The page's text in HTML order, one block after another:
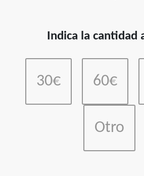
Indica la cantidad
30€ 60€
Otro